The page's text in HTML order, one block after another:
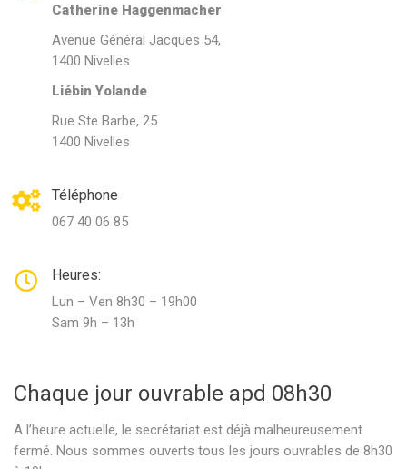
Catherine Haggenmacher
Avenue Général Jacques 54,
1400 Nivelles
Liébin Yolande
Rue Ste Barbe, 25
1400 Nivelles
Téléphone
067 40 06 85
Heures:
Lun – Ven 8h30 – 19h00
Sam 9h – 13h
Chaque jour ouvrable apd 08h30
A l’heure actuelle, le secrétariat est déjà malheureusement
fermé. Nous sommes ouverts tous les jours ouvrables de 8h30